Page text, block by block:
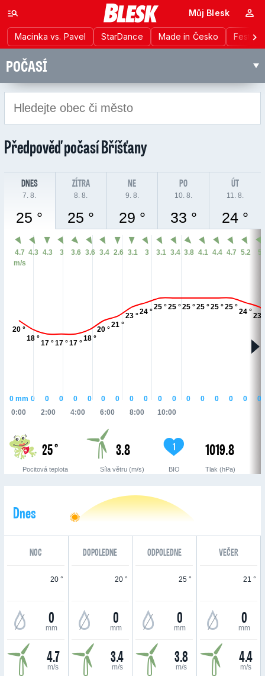
Macinka vs. Pavel StarDance Made in Česko
Můj Blesk
POČASÍ
Předpověď počasíBříšťany
DNES
7. 8.
25 °
ZÍTRA
8. 8.
25 °
NE
9. 8.
29 °
PO
10. 8.
33 °
ÚT
11. 8.
24 °
20 °
18 °
17 °17 °17 °
18 °
20 °
21 °
23 °
24 °
25 °25 °25 °25 °25 °25 °
24 °
23
0:00 2:00 4:00 6:00 8:00 10:00
0mm 0 0 0 0 0 0 0 0 0 0 0 0 0 0 0 0 0
4.7
m/s
4.3 4.3 3 3.6 3.6 3.4 2.6 3.1 3 3.1 3.4 3.8 4.1 4.4 4.7 5.2 5
25 °
Pocitová teplota
3.8
Síla větru (m/s)
1
BIO
1019.8
Tlak (hPa)
Dnes
NOC DOPOLEDNE ODPOLEDNE VEČER
20 °
0
mm
4.7
m/s
20 °
0
mm
3.4
m/s
25 °
0
mm
3.8
m/s
21 °
0
mm
4.4
m/s